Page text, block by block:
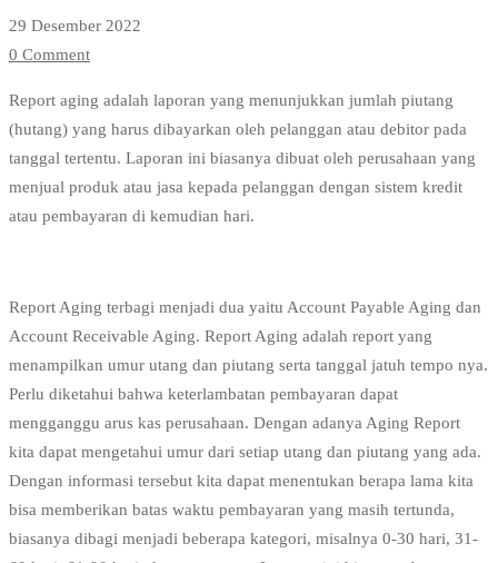
29 Desember 2022
0 Comment
Report aging adalah laporan yang menunjukkan jumlah piutang
(hutang) yang harus dibayarkan oleh pelanggan atau debitor pada
tanggal tertentu. Laporan ini biasanya dibuat oleh perusahaan yang
menjual produk atau jasa kepada pelanggan dengan sistem kredit
atau pembayaran di kemudian hari.
Report Aging terbagi menjadi dua yaitu Account Payable Aging dan
Account Receivable Aging. Report Aging adalah report yang
menampilkan umur utang dan piutang serta tanggal jatuh tempo nya.
Perlu diketahui bahwa keterlambatan pembayaran dapat
mengganggu arus kas perusahaan. Dengan adanya Aging Report
kita dapat mengetahui umur dari setiap utang dan piutang yang ada.
Dengan informasi tersebut kita dapat menentukan berapa lama kita
bisa memberikan batas waktu pembayaran yang masih tertunda,
biasanya dibagi menjadi beberapa kategori, misalnya 0-30 hari, 31-